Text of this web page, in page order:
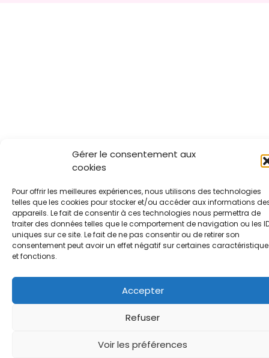
Gérer le consentement aux
cookies
Pour offrir les meilleures expériences, nous utilisons des technologies
telles que les cookies pour stocker et/ou accéder aux informations
appareils. Le fait de consentir à ces technologies nous permettra de
traiter des données telles que le comportement de navigation ou les
uniques sur ce site. Le fait de ne pas consentir ou de retirer son
consentement peut avoir un effet négatif sur certaines
et fonctions.
Accepter
Refuser
Voir les préférences